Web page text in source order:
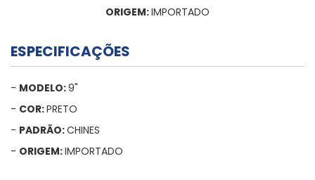
ORIGEM:IMPORTADO
ESPECIFICAÇÕES
- MODELO:9"
- COR:PRETO
- PADRÃO:CHINES
- ORIGEM:IMPORTADO